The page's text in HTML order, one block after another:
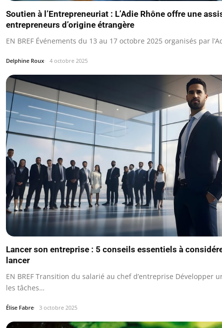
Soutien à l’Entrepreneuriat : L’Adie Rhône offre une
entrepreneurs d’origine étrangère
EN BREF Événements du 13 au 17 octobre 2025 organisés par
Delphine Roux 4 octobre 2025
Lancer son entreprise : 5 conseils essentiels à
lancer
EN BREF Transition du salarié au chef d’entreprise Développer
les tâches…
Élise Fabre 3 octobre 2025